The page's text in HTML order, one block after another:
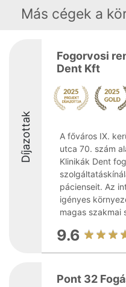
Más cégek a
Díjazottak
Fogorvosi
Dent Kft
A főváros IX.
utca 70. szám
Klinikák Dent
pácienseit. Az
igényes
magas szakmai
9.6
Pont 32